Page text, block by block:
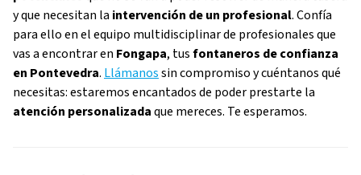
y que necesitan la intervención de un profesional. Confía
para ello en el equipo multidisciplinar de profesionales que
vas a encontrar en Fongapa, tusfontaneros de confianza
en Pontevedra. Llámanossin compromiso y cuéntanos qué
necesitas: estaremos encantados de poder prestarte la
atención personalizadaque mereces. Te esperamos.